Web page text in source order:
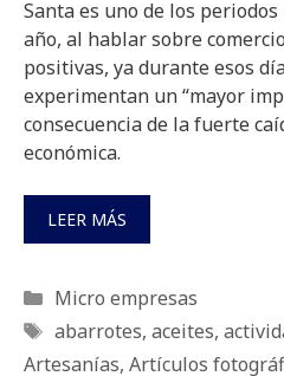
Santa es uno de los
año, al hablar sobre
positivas, ya durante esos
experimentan un “mayor
consecuencia de la fuerte
económica.
LEER MÁS
Categorías
Micro empresas
Etiquetas
abarrotes, aceites,
Artesanías, Artículos